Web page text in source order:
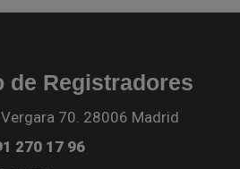
de Registradores
70. 28006 Madrid
270 17 96